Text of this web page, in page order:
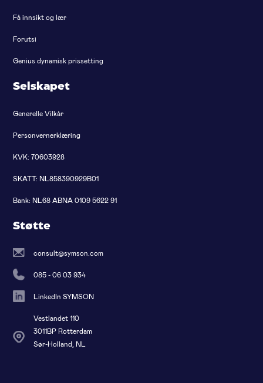
Få innsikt og lær
Forutsi
Genius dynamisk prissetting
Selskapet
Generelle Vilkår
Personvernerklæring
KVK: 70603928
SKATT: NL858390929B01
Bank: NL68 ABNA 0109 5622 91
Støtte
consult@symson.com
085 - 06 03 934
LinkedIn SYMSON
Vestlandet 110
3011BP Rotterdam
Sør-Holland, NL